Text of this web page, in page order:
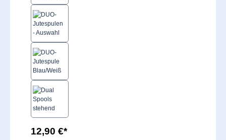
12,90 €*